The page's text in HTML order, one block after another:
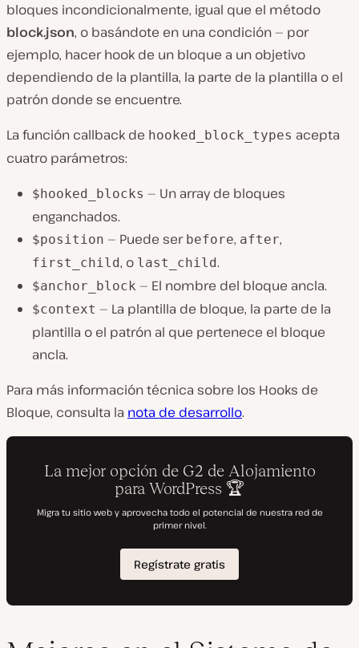
bloques incondicionalmente, igual que el método
block.json, o basándote en una condición — por
ejemplo, hacer hook de un bloque a un objetivo
dependiendo de la plantilla, la parte de la plantilla o el
patrón donde se encuentre.
La función callback de hooked_block_types acepta
cuatro parámetros:
$hooked_blocks — Un array de bloques
enganchados.
$position — Puede ser before, after,
first_child, o last_child.
$anchor_block — El nombre del bloque ancla.
$context — La plantilla de bloque, la parte de la
plantilla o el patrón al que pertenece el bloque
ancla.
Para más información técnica sobre los Hooks de
Bloque, consulta la nota de desarrollo.